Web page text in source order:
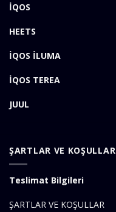
İQOS
HEETS
İQOS İLUMA
İQOS TEREA
JUUL
ŞARTLAR VE KOŞULLAR
Teslimat Bilgileri
ŞARTLAR VE KOŞULLAR